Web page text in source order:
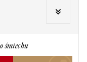
śmiechu